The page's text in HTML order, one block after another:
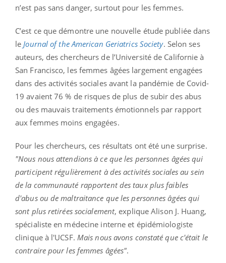
n’est pas sans danger, surtout pour les femmes.
C’est ce que démontre une nouvelle étude publiée dans
le Journal of the American Geriatrics Society. Selon ses
auteurs, des chercheurs de l’Université de Californie à
San Francisco, les femmes âgées largement engagées
dans des activités sociales avant la pandémie de Covid-
19 avaient 76 % de risques de plus de subir des abus
ou des mauvais traitements émotionnels par rapport
aux femmes moins engagées.
Pour les chercheurs, ces résultats ont été une surprise.
"Nous nous attendions à ce que les personnes âgées qui
participent régulièrement à des activités sociales au sein
de la communauté rapportent des taux plus faibles
d'abus ou de maltraitance que les personnes âgées qui
sont plus retirées socialement, explique Alison J. Huang,
spécialiste en médecine interne et épidémiologiste
clinique à l'UCSF. Mais nous avons constaté que c'était le
contraire pour les femmes âgées".